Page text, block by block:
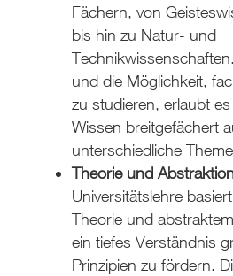
Fächern, von
bis hin zu Natur- und
und die Möglichkeit,
zu studieren, erlaubt
Wissen breitgefächert
unterschiedliche
Theorie und
Universitätslehre
Theorie und
ein tiefes Verständnis
Prinzipien zu fördern.